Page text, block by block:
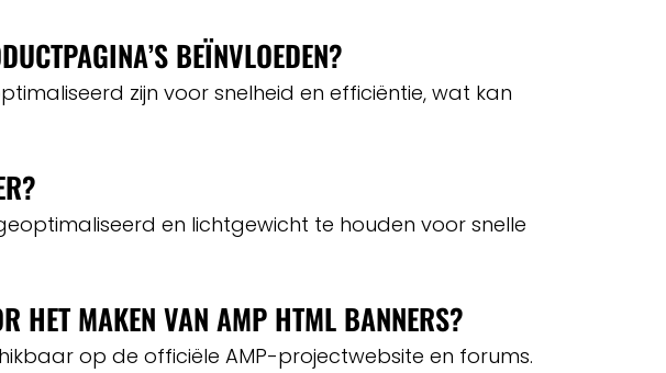
BEÏNVLOEDEN?
zijn voor snelheid en efficiëntie, wat kan
en lichtgewicht te houden voor snelle
HET MAKEN VAN AMP HTML BANNERS?
op de officiële AMP-projectwebsite en forums.